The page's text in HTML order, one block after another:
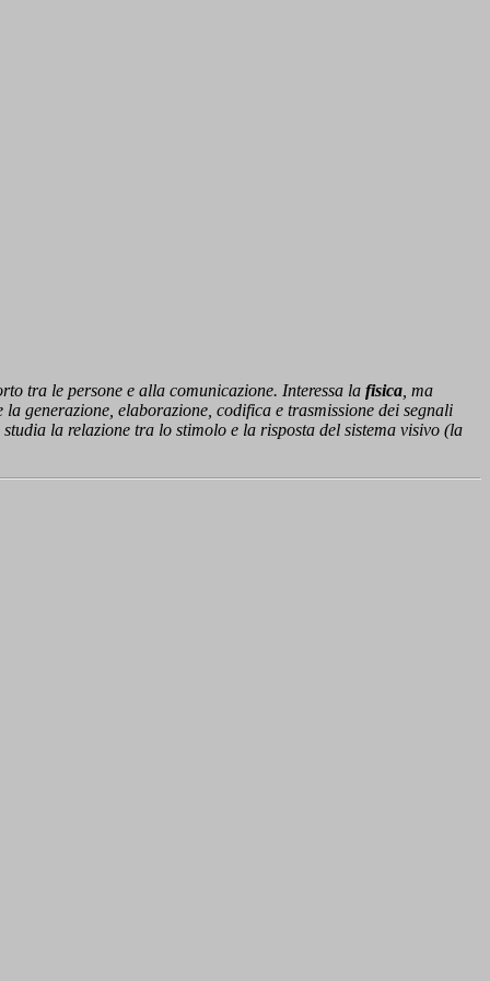
tra le persone e alla comunicazione. Interessa la fisica , ma
generazione, elaborazione, codifica e trasmissione dei segnali
la relazione tra lo stimolo e la risposta del sistema visivo (la